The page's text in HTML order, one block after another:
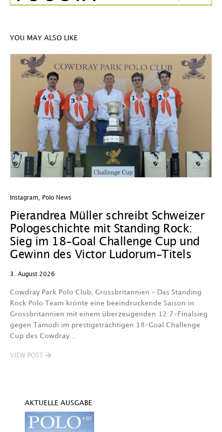
YOU MAY ALSO LIKE
Instagram Polo News
Pierandrea Müller schreibt Schweizer
Pologeschichte mit Standing Rock:
Sieg im 18-Goal Challenge Cup und
Gewinn des Victor Ludorum-Titels
3. August 2026
Cowdray Park Polo Club, Grossbritannien – Das Standing
Rock Polo Team krönte eine beeindruckende Saison in
Grossbritannien mit einem überzeugenden 12:7-Finalsieg
gegen Tamodi im prestigeträchtigen 18-Goal Challenge
Cup des Cowdray…
VIEW POST
AKTUELLE AUSGABE